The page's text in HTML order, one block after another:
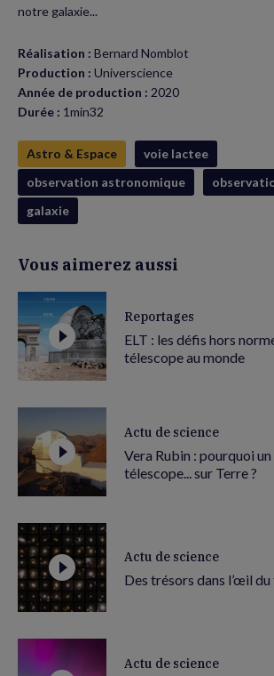
notre galaxie...
Réalisation : Bernard Nomblot
Production : Universcience
Année de production : 2020
Durée : 1min32
Astro & Espace
voie lactee
observation astronomique
galaxie
Vous aimerez aussi
Reportages
ELT : les défis hors
télescope au monde
Actu de science
Vera Rubin : pourquoi un
télescope... sur Terre ?
Actu de science
Des trésors dans l’œil
Actu de science